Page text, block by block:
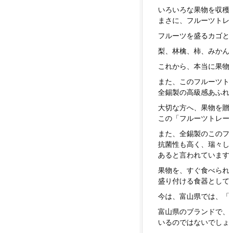
いろいろな果物を収
まさに、フルーツト
フルーツを盛るカゴ
梨、林檎、柿、みか
これから、本当に果
また、このフルーツ
全錫製の高級感あふ
大切な方へ、果物を
この「フルーツトレ
また、全錫製のこの
抗菌性も高く、瑞々
あると言われていま
果物を、すぐ食べら
盛り付ける食器とし
今は、富山県では、
富山県のブランドで
いるのではないでし